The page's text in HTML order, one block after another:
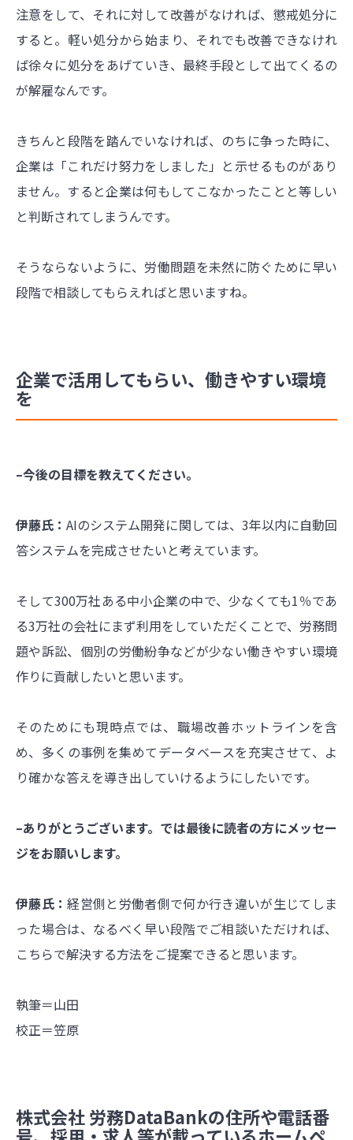
注意をして、それに対して改善がなければ、懲戒処分に
すると。軽い処分から始まり、それでも改善できなけれ
ば徐々に処分をあげていき、最終手段として出てくるの
が解雇なんです。
きちんと段階を踏んでいなければ、のちに争った時に、
企業は「これだけ努力をしました」と示せるものがあり
ません。すると企業は何もしてこなかったことと等しい
と判断されてしまうんです。
そうならないように、労働問題を未然に防ぐために早い
段階で相談してもらえればと思いますね。
企業で活用してもらい、働きやすい環境
を
–今後の目標を教えてください。
伊藤氏：AIのシステム開発に関しては、3年以内に自動回
答システムを完成させたいと考えています。
そして300万社ある中小企業の中で、少なくても1％であ
る3万社の会社にまず利用をしていただくことで、労務問
題や訴訟、個別の労働紛争などが少ない働きやすい環境
作りに貢献したいと思います。
そのためにも現時点では、職場改善ホットラインを含
め、多くの事例を集めてデータベースを充実させて、よ
り確かな答えを導き出していけるようにしたいです。
–ありがとうございます。では最後に読者の方にメッセー
ジをお願いします。
伊藤氏：経営側と労働者側で何か行き違いが生じてしま
った場合は、なるべく早い段階でご相談いただければ、
こちらで解決する方法をご提案できると思います。
執筆＝山田
校正＝笠原
株式会社 労務DataBankの住所や電話番